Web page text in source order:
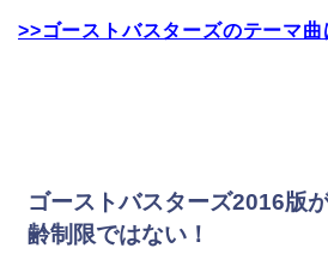
>>ゴーストバスターズのテーマ曲
ゴーストバスターズ2016版
齢制限ではない！